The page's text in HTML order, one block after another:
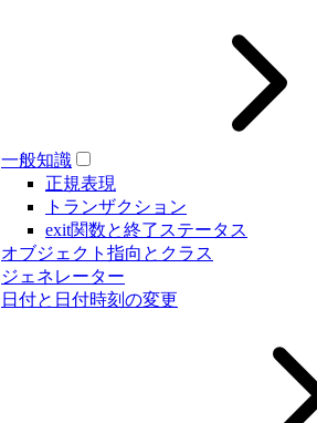
一般知識
正規表現
トランザクション
exit関数と終了ステータス
オブジェクト指向とクラス
ジェネレーター
日付と日付時刻の変更